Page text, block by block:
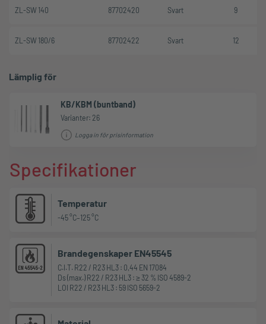
ZL-SW 140 87702420 Svart 9
ZL-SW 180/6 87702422 Svart 12
Lämplig för
KB/KBM (buntband)
Varianter: 26
Logga in för prisinformation
Specifikationer
Temperatur
-45 °C–125 °C
Brandegenskaper EN45545
C.I.T. R22 / R23 HL3 : 0,44 EN 17084
Ds (max.) R22 / R23 HL3 : ≥ 32 % ISO 4589-2
LOI R22 / R23 HL3 : 59 ISO 5659-2